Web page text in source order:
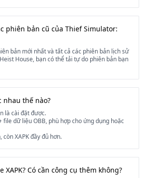
phiên bản cũ của Thief Simulator:
bản mới nhất và tất cả các phiên bản lịch sử
House, bạn có thể tải tự do phiên bản bạn
nhau thế nào?
là cài đặt được.
file dữ liệu OBB, phù hợp cho ứng dụng hoặc
còn XAPK đầy đủ hơn.
XAPK? Có cần công cụ thêm không?